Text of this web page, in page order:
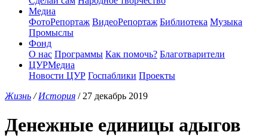
Медиа
ФотоРепортаж ВидеоРепортаж Библиотека Музыка
Промыслы
Фонд
О нас Программы Как помочь? Благотварители
ЦУРМедиа
Новости ЦУР Госпаблики Проекты
Жизнь /История / 27 декабрь 2019
Денежные единицы адыгов